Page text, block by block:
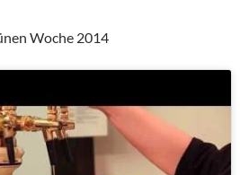
Woche 2014